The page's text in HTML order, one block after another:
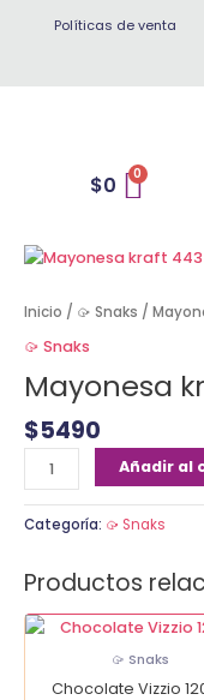
Políticas de venta
$0
Inicio / 🥠 Snaks /
🥠 Snaks
Mayonesa
$5490
Mayonesa
443
cantidad
Añadir al
Categoría: 🥠 Snaks
Productos
🥠 Snaks
Chocolate Vizzio
Chocolate